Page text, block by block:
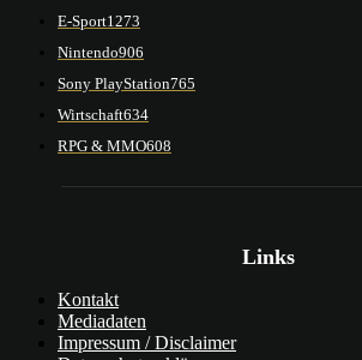
E-Sport1273
Nintendo906
Sony PlayStation765
Wirtschaft634
RPG & MMO608
Links
Kontakt
Mediadaten
Impressum / Disclaimer